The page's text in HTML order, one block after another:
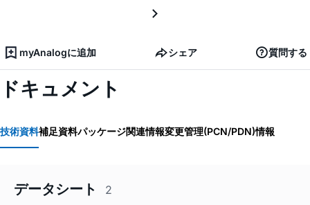
myAnalogに追加 シェア 質問する
ドキュメント
技術資料補足資料パッケージ関連情報変更管理(PCN/PDN)情報
データシート 2